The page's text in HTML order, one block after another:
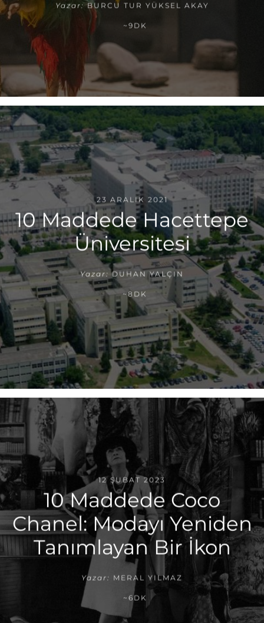
Yazar: BURCU TUR YÜKSEL AKAY
~9DK
23 ARALIK 2021
10 Maddede Hacettepe
Üniversitesi
Yazar: DUHAN YALÇIN
~8DK
12 ŞUBAT 2023
10 Maddede Coco
Chanel: Modayı Yeniden
Tanımlayan Bir İkon
Yazar: MERAL YILMAZ
~6DK